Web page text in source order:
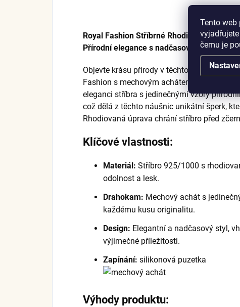
Tento web
čemu je
Royal Fashion Stříbrné Rhodiované
Přírodní elegance s nadčasovým leskem
Objevte krásu přírody v těchto stříbrných
Fashion s mechovým achátem. Jemný a
eleganci stříbra s jedinečnými vzory
což dělá z těchto náušnic unikátní šperk,
Rhodiovaná úprava chrání stříbro před
Klíčové vlastnosti:
Materiál: Stříbro 925/1000 s
odolnost a lesk.
Drahokam: Mechový achát s
každému kusu originalitu.
Design: Elegantní a nadčasový styl,
výjimečné příležitosti.
Zapínání: silikonová puzetka
Výhody produktu: